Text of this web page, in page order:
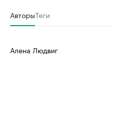
АвторыТеги
Алена Людвиг